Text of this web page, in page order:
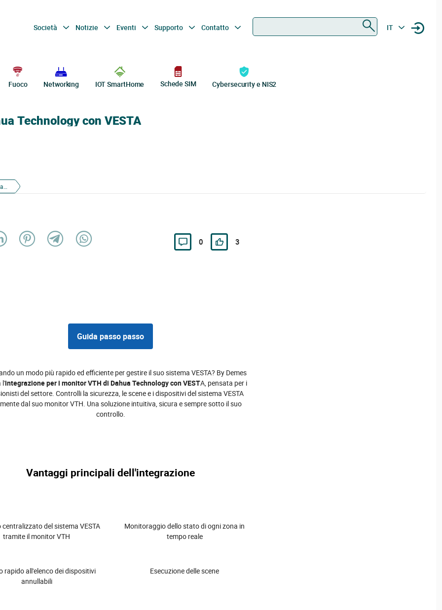
Società Notizie Eventi Supporto Contatto IT
Fuoco Networking IOT SmartHome Schede SIM Cybersecurity e NIS2
Technology con VESTA
0 3
Guida passo passo
un modo più rapido ed efficiente per gestire il suo sistema VESTA? By Demes
l'integrazione per i monitor VTH di Dahua Technology con VESTA, pensata per i
del settore. Controlli la sicurezza, le scene e i dispositivi del sistema VESTA
dal suo monitor VTH. Una soluzione intuitiva, sicura e sempre sotto il suo
controllo.
Vantaggi principali dell'integrazione
del sistema VESTA
tramite il monitor VTH
Monitoraggio dello stato di ogni zona in
tempo reale
rapido all'elenco dei dispositivi
annullabili
Esecuzione delle scene